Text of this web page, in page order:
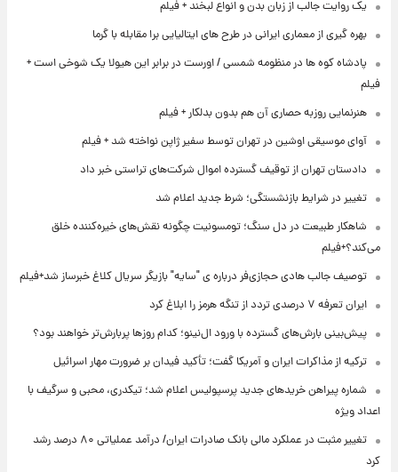
یک روایت جالب از زبان بدن و انواع لبخند + فیلم
بهره گیری از معماری ایرانی در طرح های ایتالیایی برا مقابله با گرما
پادشاه کوه ها در منظومه شمسی / اورست در برابر این هیولا یک شوخی است +
فیلم
هنرنمایی روزبه حصاری آن هم بدون بدلکار + فیلم
آوای موسیقی اوشین در تهران توسط سفیر ژاپن نواخته شد + فیلم
دادستان تهران از توقیف گسترده اموال شرکت‌های تراستی خبر داد
تغییر در شرایط بازنشستگی؛ شرط جدید اعلام شد
شاهکار طبیعت در دل سنگ؛ تومسونیت چگونه نقش‌های خیره‌کننده خلق
می‌کند؟+فیلم
توصیف جالب هادی حجازی‌فر درباره ی "سایه" بازیگر سریال کلاغ خبرساز شد+فیلم
ایران تعرفه ۷ درصدی تردد از تنگه هرمز را ابلاغ کرد
پیش‌بینی بارش‌های گسترده با ورود ال‌نینو؛ کدام روزها پربارش‌تر خواهند بود؟
ترکیه از مذاکرات ایران و آمریکا گفت؛ تأکید فیدان بر ضرورت مهار اسرائیل
شماره پیراهن خریدهای جدید پرسپولیس اعلام شد؛ تیکدری، محبی و سرگیف با
اعداد ویژه
تغییر مثبت در عملکرد مالی بانک صادرات ایران/ درآمد عملیاتی ۸۰ درصد رشد
کرد